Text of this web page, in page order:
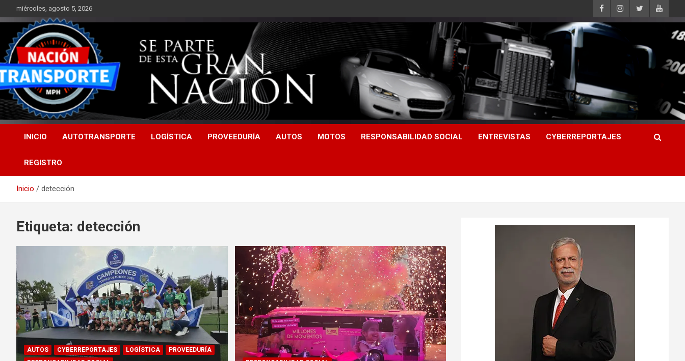
al
contenido
miércoles, agosto 5, 2026
INICIO AUTOTRANSPORTE LOGÍSTICA PROVEEDURÍA AUTOS MOTOS RESPONSABILIDAD SOCIAL ENTREVISTAS CYBERREPORTAJES
REGISTRO
Inicio detección
Etiqueta: detección
AUTOS CYBERREPORTAJES LOGÍSTICA
PROVEEDURÍA